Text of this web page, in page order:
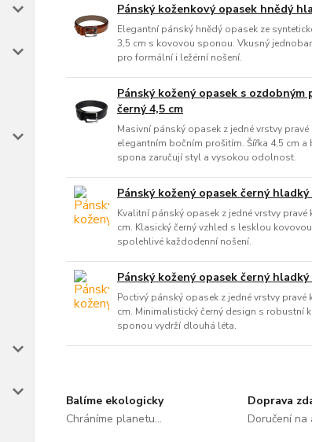
Pánský koženkový opasek hnědý
Elegantní pánský hnědý opasek ze
3,5 cm s kovovou sponou. Vkusný
pro formální i ležérní nošení.
Pánský kožený opasek s ozdobným
černý 4,5 cm
Masivní pánský opasek z jedné vrstvy pravé
elegantním bočním prošitím. Šířka 4,5 cm a
spona zaručují styl a vysokou odolnost.
Pánský kožený opasek černý hladký
Kvalitní pánský opasek z jedné vrstvy pravé
cm. Klasický černý vzhled s lesklou
spolehlivé každodenní nošení.
Pánský kožený opasek černý hladký
Poctivý pánský opasek z jedné vrstvy pravé
cm. Minimalistický černý design s robustní
sponou vydrží dlouhá léta.
Balíme ekologicky
Chráníme planetu...
Doprava
Doručení na